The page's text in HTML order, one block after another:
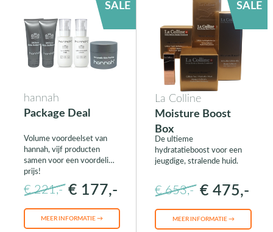
SALE
hannah
Package Deal
Volume voordeelset van
hannah, vijf producten
samen voor een voordelige
prijs!
€ 221,- € 177,-
MEER INFORMATIE →
SALE
La Colline
Moisture Boost
Box
De ultieme
hydratatieboost voor een
jeugdige, stralende huid.
€ 653,- € 475,-
MEER INFORMATIE →